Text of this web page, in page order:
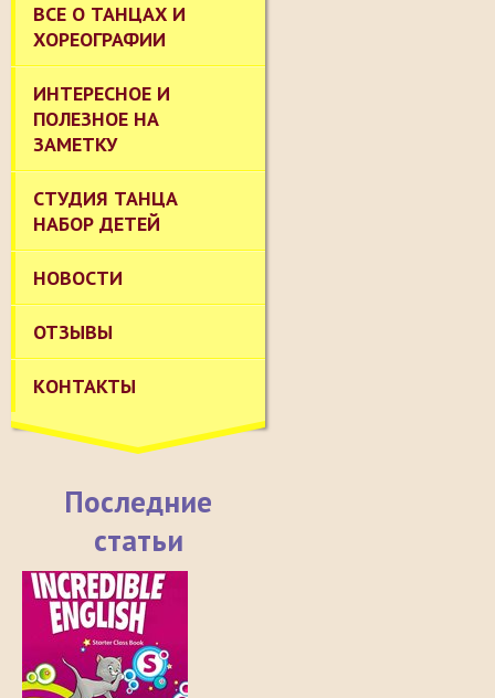
ВСЕ О ТАНЦАХ И
ХОРЕОГРАФИИ
ИНТЕРЕСНОЕ И
ПОЛЕЗНОЕ НА
ЗАМЕТКУ
СТУДИЯ ТАНЦА
НАБОР ДЕТЕЙ
НОВОСТИ
ОТЗЫВЫ
КОНТАКТЫ
Последние
статьи